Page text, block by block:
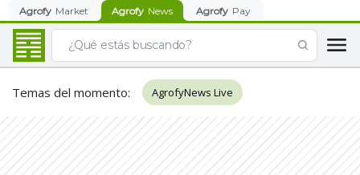
Agrofy Market Agrofy News Agrofy Pay
Temas del momento: AgrofyNews Live